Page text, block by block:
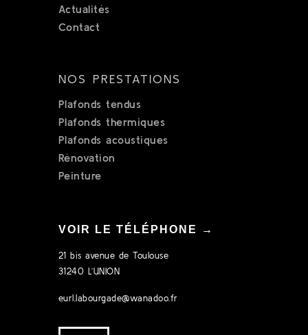
Actualités
Contact
NOS PRESTATIONS
Plafonds tendus
Plafonds thermiques
Plafonds acoustiques
Rénovation
Peinture
VOIR LE TÉLÉPHONE →
21 bis avenue de Toulouse
31240 L’UNION
eurl.labourgade@wanadoo.fr